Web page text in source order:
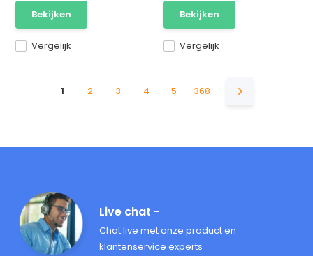
Vergelijk
Bekijken
Vergelijk
Bekijken
1 2 3 4 5 368
Live chat -
Chat live met onze product en
klantenservice experts